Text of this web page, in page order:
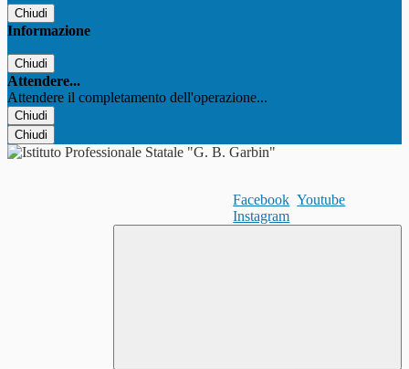
Chiudi
Informazione
Chiudi
Attendere...
Attendere il completamento dell'operazione...
Chiudi
Chiudi
Facebook Youtube
Instagram